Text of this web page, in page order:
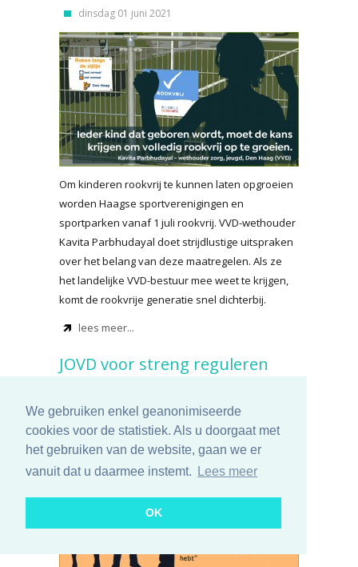
We gebruiken enkel geanonimiseerde
cookies voor de statistiek. Als u doorgaat met
het gebruiken van de website, gaan we er
vanuit dat u daarmee instemt.
Lees meer
OK
dinsdag 01 juni 2021
Om kinderen rookvrij te kunnen laten opgroeien
worden Haagse sportverenigingen en
sportparken vanaf 1 juli rookvrij. VVD-wethouder
Kavita Parbhudayal doet strijdlustige uitspraken
over het belang van deze maatregelen. Als ze
het landelijke VVD-bestuur mee weet te krijgen,
komt de rookvrije generatie snel dichterbij.
lees meer...
JOVD voor streng reguleren
vrijdag 12 maart 2021